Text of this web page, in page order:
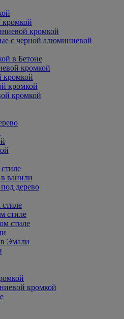
кромкой
с черной алюминиевой
в Бетоне
кромкой
кромкой
кромкой
кромкой
ванили
дерево
стиле
стиле
Эмали
кромкой